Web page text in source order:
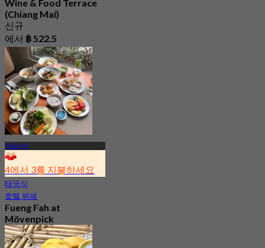
Wine & Food Terrace
(Chiang Mai)
신규
에서 ฿ 522.5
치앙마이
4에서 3를 지불하세요
태국식
호텔 뷔페
Fueng Fah at
Mövenpick
Suriwongse Hotel
(Chiang Mai)